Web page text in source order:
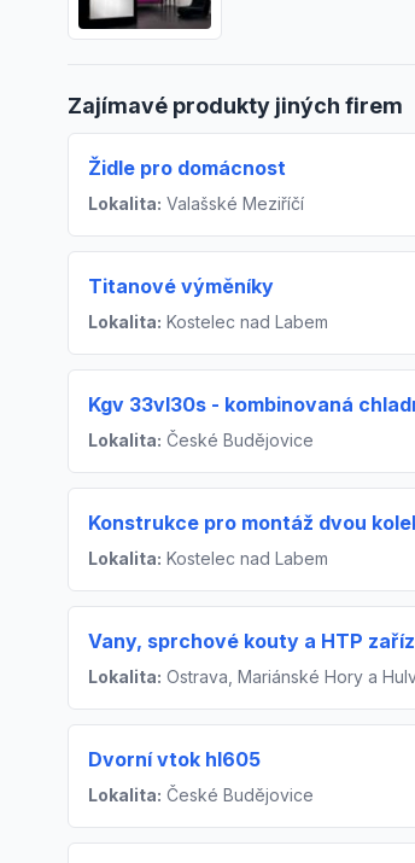
Zajímavé produkty jiných firem
Židle pro domácnost
Lokalita: Valašské Meziříčí
Titanové výměníky
Lokalita: Kostelec nad Labem
Kgv 33vl30s - kombinovaná
Lokalita: České Budějovice
Konstrukce pro montáž dvou
Lokalita: Kostelec nad Labem
Vany, sprchové kouty a HTP
Lokalita: Ostrava, Mariánské Hory a
Dvorní vtok hl605
Lokalita: České Budějovice